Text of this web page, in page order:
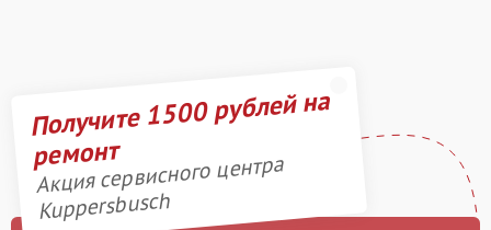
Получите 1500 рублей на
ремонт
Акция сервисного центра
Kuppersbusch